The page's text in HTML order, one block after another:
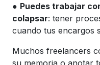
● Puedes trabajar
colapsar: tener
cuando tus encargos
Muchos freelancers
su memoria o anotar